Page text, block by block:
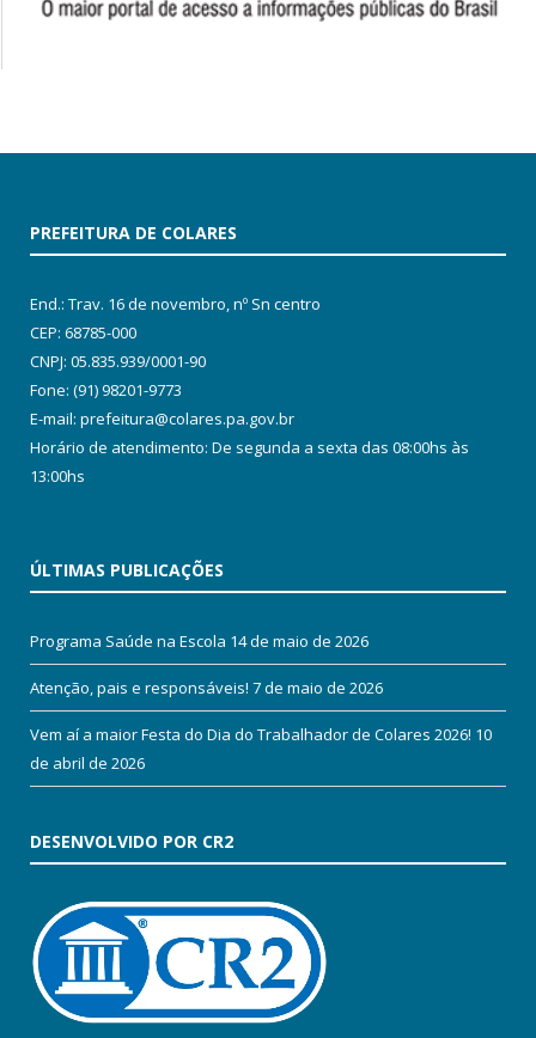
PREFEITURA DE COLARES
End.: Trav. 16 de novembro, nº Sn centro
CEP: 68785-000
CNPJ: 05.835.939/0001-90
Fone: (91) 98201-9773
E-mail: prefeitura@colares.pa.gov.br
Horário de atendimento: De segunda a sexta das 08:00hs às
13:00hs
ÚLTIMAS PUBLICAÇÕES
Programa Saúde na Escola 14 de maio de 2026
Atenção, pais e responsáveis! 7 de maio de 2026
Vem aí a maior Festa do Dia do Trabalhador de Colares 2026! 10
de abril de 2026
DESENVOLVIDO POR CR2